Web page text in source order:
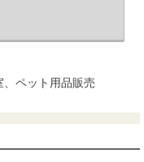
、ペット用品販売